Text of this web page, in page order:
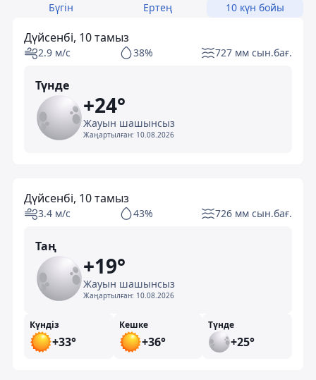
Бүгін Ертең 10 күн бойы
Дүйсенбі, 10 тамыз
2.9 м/с 38% 727 мм сын.бағ.
Түнде
+24°
Жауын шашынсыз
Жаңартылған: 10.08.2026
Дүйсенбі, 10 тамыз
3.4 м/с 43% 726 мм сын.бағ.
Таң
+19°
Жауын шашынсыз
Жаңартылған: 10.08.2026
Күндіз
+33°
Кешке
+36°
Түнде
+25°